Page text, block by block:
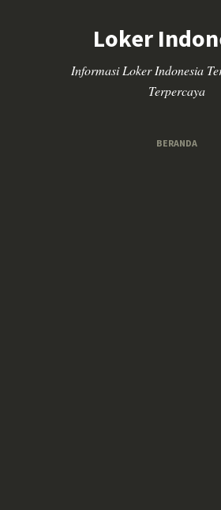
Loker
Informasi Loker Indonesia
Terpercaya
BERANDA